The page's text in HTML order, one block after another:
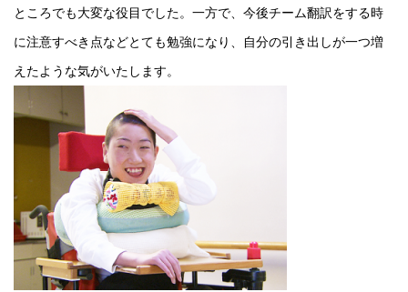
ところでも大変な役目でした。一方で、今後チーム翻訳をする時
に注意すべき点などとても勉強になり、自分の引き出しが一つ増
えたような気がいたします。